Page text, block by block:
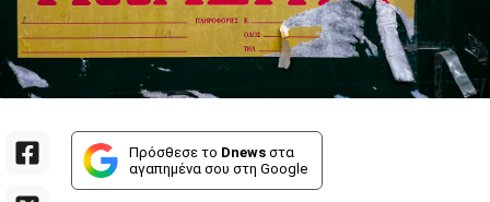
Πρόσθεσε το Dnews στα
αγαπημένα σου στη Google